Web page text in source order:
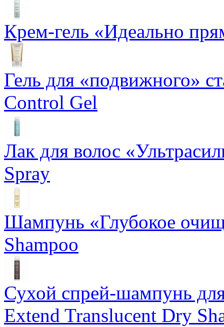
Крем-гель «Идеально
Гель для «подвижного»
Control Gel
Лак для волос
Spray
Шампунь «Глубокое
Shampoo
Сухой спрей-шампунь
Extend Translucent Dry